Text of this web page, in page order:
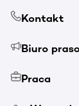
Kontakt
Biuro
Praca